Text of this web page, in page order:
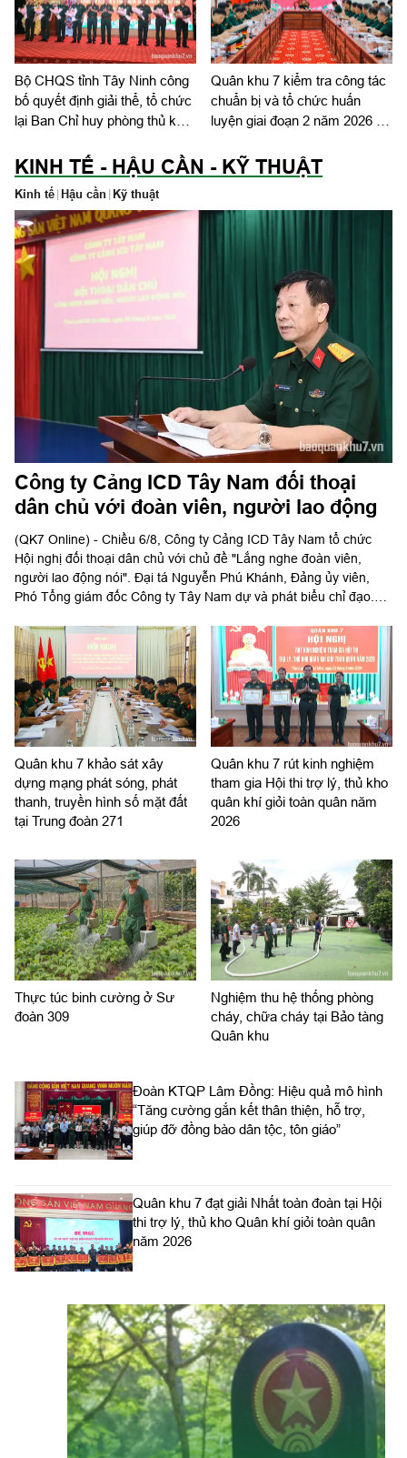
Bộ CHQS tỉnh Tây Ninh công
bố quyết định giải thể, tổ chức
lại Ban Chỉ huy phòng thủ khu
Quân khu 7 kiểm tra công tác
chuẩn bị và tổ chức huấn
luyện giai đoạn 2 năm 2026 tại
KINH TẾ - HẬU CẦN - KỸ THUẬT
Kinh tế| Hậu cần | Kỹ thuật
Công ty Cảng ICD Tây Nam đối thoại
dân chủ với đoàn viên, người lao động
(QK7 Online) - Chiều 6/8, Công ty Cảng ICD Tây Nam tổ chức
Hội nghị đối thoại dân chủ với chủ đề "Lắng nghe đoàn viên,
người lao động nói". Đại tá Nguyễn Phú Khánh, Đảng ủy viên,
Phó Tổng giám đốc Công ty Tây Nam dự và phát biểu chỉ đạo.
Tây Nam chủ trì hội nghị. Dự hội nghị có Đại tá Phạm Thị Thu
Hương, Trưởng phòng Công tác quần chúng, Cục Chính trị Quân
khu 7; Đại tá Trần Thị Mỹ Châu, Phó Tổng giám đốc Công ty Tây
Nam cùng đông đảo cán bộ, đoàn viên, người lao động Công ty
Cảng ICD Tây Nam.
Quân khu 7 khảo sát xây
dựng mạng phát sóng, phát
thanh, truyền hình số mặt đất
tại Trung đoàn 271
Quân khu 7 rút kinh nghiệm
tham gia Hội thi trợ lý, thủ kho
quân khí giỏi toàn quân năm
2026
Thực túc binh cường ở Sư
đoàn 309
Nghiệm thu hệ thống phòng
cháy, chữa cháy tại Bảo tàng
Quân khu
Đoàn KTQP Lâm Đồng: Hiệu quả mô hình
“Tăng cường gắn kết thân thiện, hỗ trợ,
giúp đỡ đồng bào dân tộc, tôn giáo”
Quân khu 7 đạt giải Nhất toàn đoàn tại Hội
thi trợ lý, thủ kho Quân khí giỏi toàn quân
năm 2026